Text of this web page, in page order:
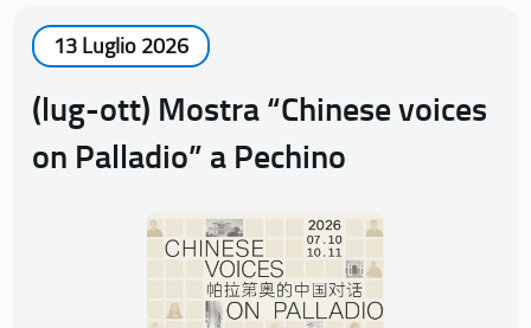
13 Luglio 2026
(lug-ott) Mostra “Chinese voices
on Palladio” a Pechino